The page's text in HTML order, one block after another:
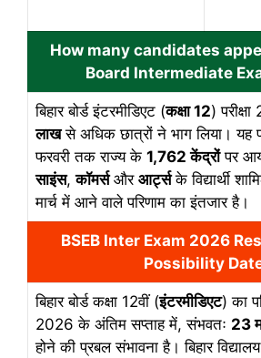
How many candidates
Board Intermediate
बिहार बोर्ड इंटरमीडिएट (कक्षा 12)
लाखसे अधिक छात्रों ने भाग लिया। यह
फरवरी तक राज्य के 1,762 केंद्रोंपर
साइंस,कॉमर्सऔर आर्ट्सके विद्यार्थी
मार्च में आने वाले परिणाम का इंतजार है।
BSEB Inter Exam 2026
Possibility
बिहार बोर्ड कक्षा 12वीं (इंटरमीडिएट) का
2026 के अंतिम सप्ताह में, संभवतः 23
होने की प्रबल संभावना है। बिहार विद्यालय